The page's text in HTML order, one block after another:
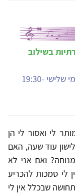
בשילוב
פתיחה 3.11.26. הקורס מועבר בזום. בימי שלישי 19:30-
לי ואסור לי הן
עוד שעה, האם
ואם אני לא
לי סמכות להכריע
שבכלל אין לי